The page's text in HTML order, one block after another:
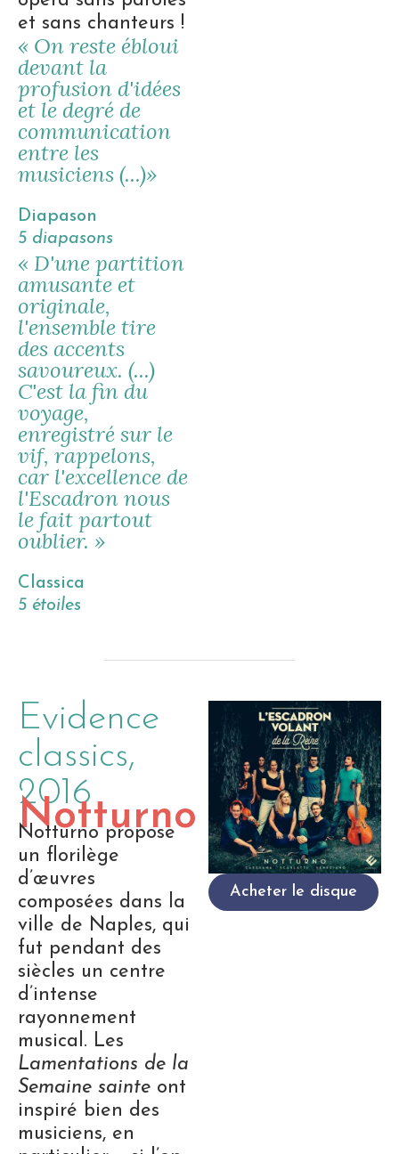
et sans chanteurs !
« On reste ébloui
devant la
profusion d'idées
et le degré de
communication
entre les
musiciens (...)»
Diapason
5 diapasons
« D'une partition
amusante et
originale,
l'ensemble tire
des accents
savoureux. (...)
C'est la fin du
voyage,
enregistré sur le
vif, rappelons,
car l'excellence de
l'Escadron nous
le fait partout
oublier. »
Classica
5 étoiles
Evidence
classics,
2016
Notturno
Notturno propose
un florilège
d’œuvres
composées dans la
ville de Naples, qui
fut pendant des
siècles un centre
d’intense
rayonnement
musical. Les
Lamentations de la
Semaine sainte ont
inspiré bien des
musiciens, en
Acheter le disque